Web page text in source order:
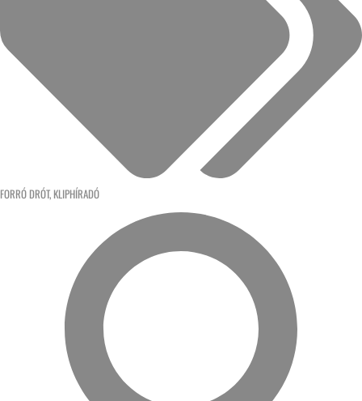
FORRÓ DRÓT, KLIPHÍRADÓ